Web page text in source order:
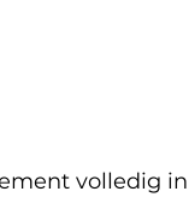
volledig in